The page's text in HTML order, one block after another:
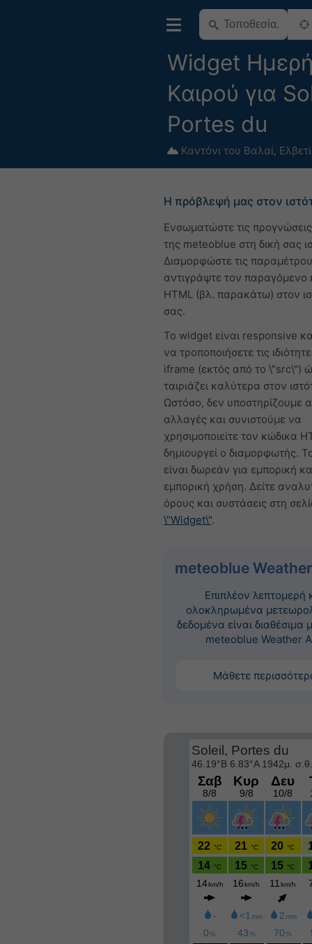
Widget
Καιρού για
Portes du
Καντόνι του Βαλαί,
Η πρόβλεψή μας στον
Ενσωματώστε τις
της meteoblue στη δική σας
Διαμορφώστε τις
αντιγράψτε τον παραγόμενο
HTML (βλ. παρακάτω) στον
σας.
Το widget είναι responsive
να τροποποιήσετε τις
iframe (εκτός από το \"src\")
ταιριάζει καλύτερα στον
Ωστόσο, δεν υποστηρίζουμε
αλλαγές και συνιστούμε να
χρησιμοποιείτε τον κώδικα
δημιουργεί ο διαμορφωτής.
είναι δωρεάν για εμπορική
εμπορική χρήση. Δείτε
όρους και συστάσεις στη
\"Widget\".
meteoblue
Επιπλέον λεπτομερή
ολοκληρωμένα
δεδομένα είναι διαθέσιμα
meteoblue Weather
Μάθετε